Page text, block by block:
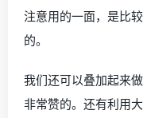
性，创意十足，只要
有想不到的。
除此以外，我们还可
小收纳工具。 首先先